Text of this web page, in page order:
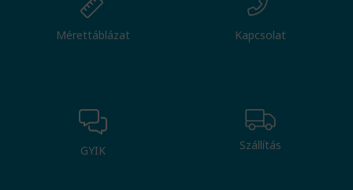
Mérettáblázat Kapcsolat
GYIK Szállítás